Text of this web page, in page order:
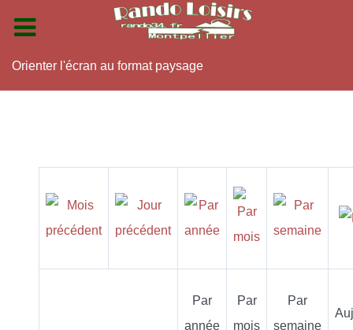
Orienter l'écran au format paysage
Par
année
Par
mois
Par
semaine